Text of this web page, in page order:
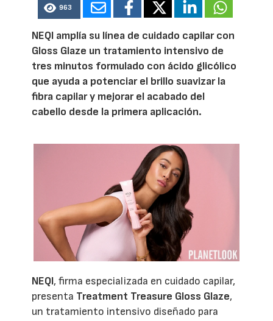
963
NEQI amplía su línea de cuidado capilar con
Gloss Glaze un tratamiento intensivo de
tres minutos formulado con ácido glicólico
que ayuda a potenciar el brillo suavizar la
fibra capilar y mejorar el acabado del
cabello desde la primera aplicación.
NEQI, firma especializada en cuidado capilar,
presenta Treatment Treasure Gloss Glaze,
un tratamiento intensivo diseñado para